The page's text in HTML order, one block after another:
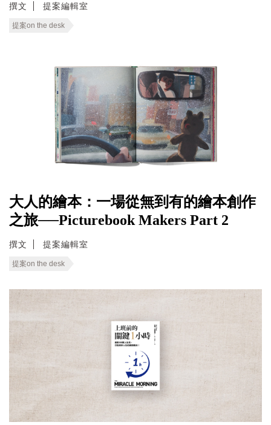
撰文 提案編輯室
提案on the desk
大人的繪本：一場從無到有的繪本創作
之旅──Picturebook Makers Part 2
撰文 提案編輯室
提案on the desk